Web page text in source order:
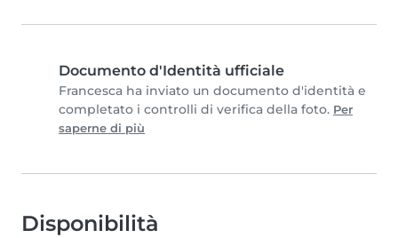
Documento d'Identità ufficiale
Francesca ha inviato un documento d'identità e
completato i controlli di verifica della foto. Per
saperne di più
Disponibilità